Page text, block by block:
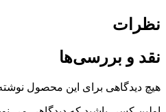
نظرات
نقد و بررسی‌ها
هیچ دیدگاهی برای این محصول